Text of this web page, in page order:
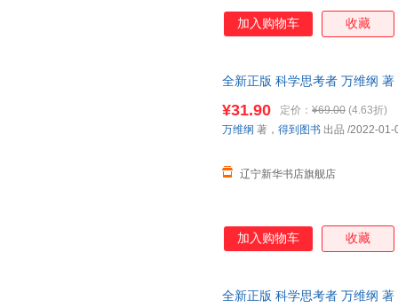
加入购物车 收藏
全新正版 科学思考者 万维纲
¥31.90 定价： ¥69.00 (4.63折)
辽宁新华书店旗舰店
万维纲 著， 得到图书 出品 /2022-01-
加入购物车 收藏
全新正版 科学思考者 万维纲